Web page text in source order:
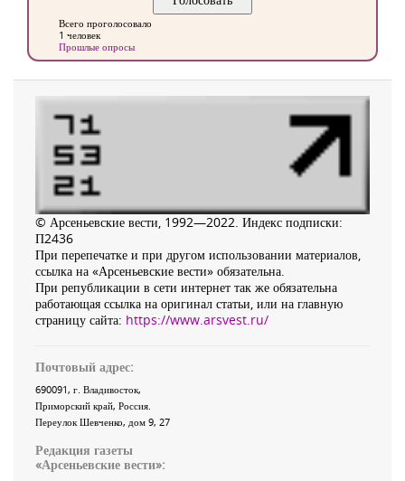
Всего проголосовало
1 человек
Прошлые опросы
© Арсеньевские вести, 1992—2022. Индекс подписки:
П2436
При перепечатке и при другом использовании материалов,
ссылка на «Арсеньевские вести» обязательна.
При републикации в сети интернет так же обязательна
работающая ссылка на оригинал статьи, или на главную
страницу сайта: https://www.arsvest.ru/
Почтовый адрес:
690091, г. Владивосток,
Приморский край, Россия
Переулок Шевченко, дом 9, 27
Редакция газеты
«Арсеньевские вести»: